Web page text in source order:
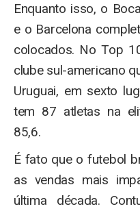
Enquanto isso, o
e o Barcelona
colocados. No Top
clube sul-americano
Uruguai, em sexto
tem 87 atletas na
85,6.
É fato que o futebol
as vendas mais
última década.